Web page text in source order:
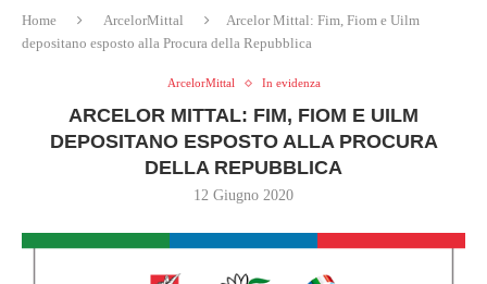
Home ArcelorMittal
Arcelor Mittal: Fim, Fiom e Uilm
depositano esposto alla Procura della Repubblica
ArcelorMittal In evidenza
ARCELOR MITTAL: FIM, FIOM E UILM
DEPOSITANO ESPOSTO ALLA PROCURA
DELLA REPUBBLICA
12 Giugno 2020